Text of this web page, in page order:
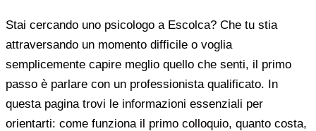
Stai cercando uno psicologo a Escolca? Che tu stia
attraversando un momento difficile o voglia
semplicemente capire meglio quello che senti, il primo
passo è parlare con un professionista qualificato. In
questa pagina trovi le informazioni essenziali per
orientarti: come funziona il primo colloquio, quanto costa,